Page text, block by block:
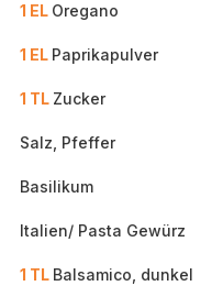
1 EL Oregano
1 EL Paprikapulver
1 TL Zucker
Salz, Pfeffer
Basilikum
Italien/ Pasta Gewürz
1 TL Balsamico, dunkel